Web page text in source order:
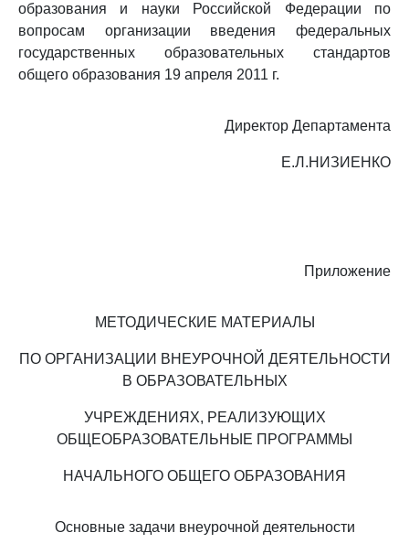
образования и науки Российской Федерации по
вопросам организации введения федеральных
государственных образовательных стандартов
общего образования 19 апреля 2011 г.
Директор Департамента
Е.Л.НИЗИЕНКО
Приложение
МЕТОДИЧЕСКИЕ МАТЕРИАЛЫ
ПО ОРГАНИЗАЦИИ ВНЕУРОЧНОЙ ДЕЯТЕЛЬНОСТИ
В ОБРАЗОВАТЕЛЬНЫХ
УЧРЕЖДЕНИЯХ, РЕАЛИЗУЮЩИХ
ОБЩЕОБРАЗОВАТЕЛЬНЫЕ ПРОГРАММЫ
НАЧАЛЬНОГО ОБЩЕГО ОБРАЗОВАНИЯ
Основные задачи внеурочной деятельности